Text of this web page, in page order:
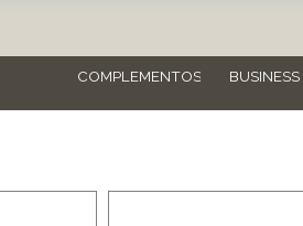
COMPLEMENTOS BUSINESS